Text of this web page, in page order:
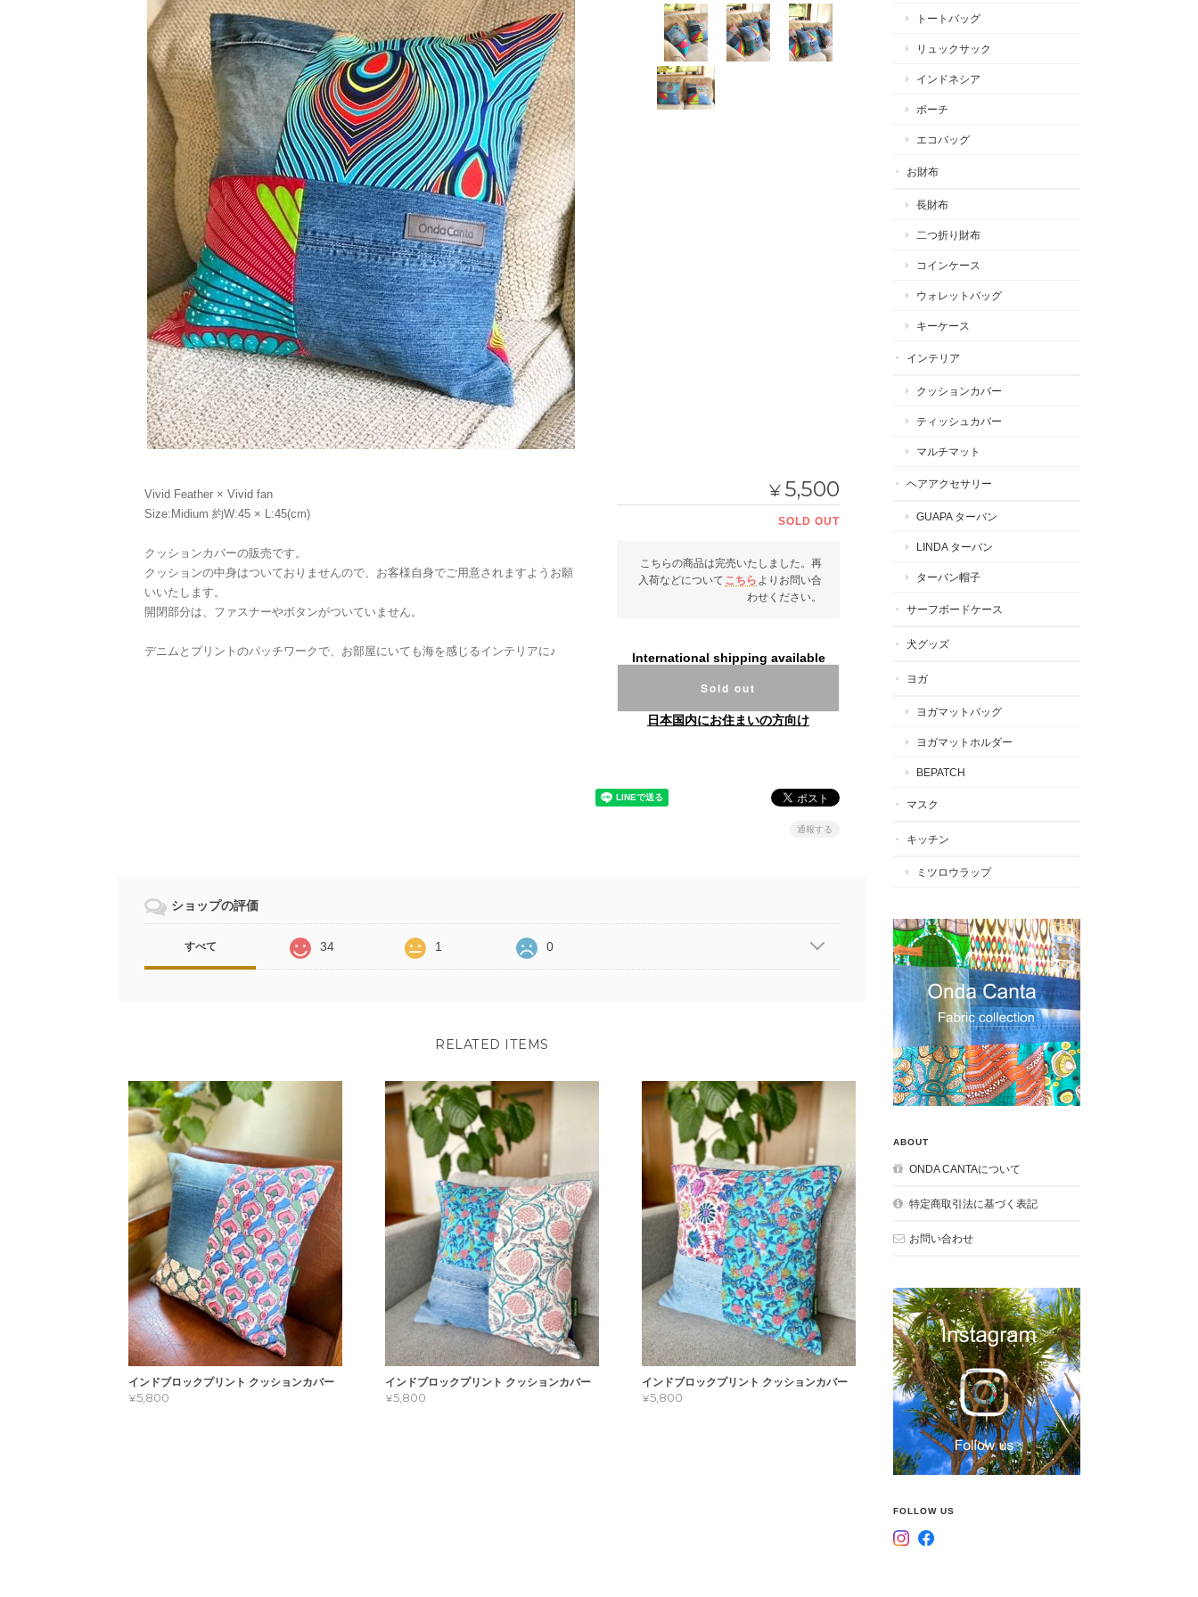
Vivid Feather × Vivid fan
Size:Midium 約W:45 × L:45(cm)
クッションカバーの販売です。
クッションの中身はついておりませんので、お客様自身でご用意されますようお願
いいたします。
開閉部分は、ファスナーやボタンがついていません。
デニムとプリントのパッチワークで、お部屋にいても海を感じるインテリアに♪
¥ 5,500
SOLD OUT
こちらの商品は完売いたしました。再
入荷などについて こちら よりお問い合
わせください。
International shipping available
Sold out
日本国内にお住まいの方向け
通報する
ショップの評価
すべて 34 1 0
RELATED ITEMS
インドブロックプリント クッションカバー
¥5,800
インドブロックプリント クッションカバー
¥5,800
インドブロックプリント クッションカバー
¥5,800
トートバッグ
リュックサック
インドネシア
ポーチ
エコバッグ
お財布
長財布
二つ折り財布
コインケース
ウォレットバッグ
キーケース
インテリア
クッションカバー
ティッシュカバー
マルチマット
ヘアアクセサリー
GUAPA ターバン
LINDA ターバン
ターバン帽子
サーフボードケース
犬グッズ
ヨガ
ヨガマットバッグ
ヨガマットホルダー
BEPATCH
マスク
キッチン
ミツロウラップ
ABOUT
ONDA CANTAについて
特定商取引法に基づく表記
お問い合わせ
FOLLOW US